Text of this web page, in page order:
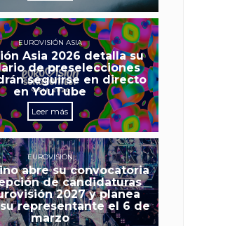
EUROVISIÓN ASIA
Asia 2026 detalla su
de preselecciones
seguirse en directo
en YouTube
Leer más
EUROVISIÓN
abre su convocatoria
de candidaturas
2027 y planea
representante el 6 de
marzo